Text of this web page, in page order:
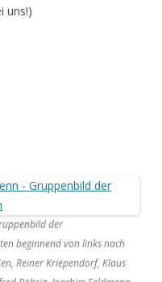
uns!)
der
beginnend von links nach
Reiner Kriependorf, Klaus